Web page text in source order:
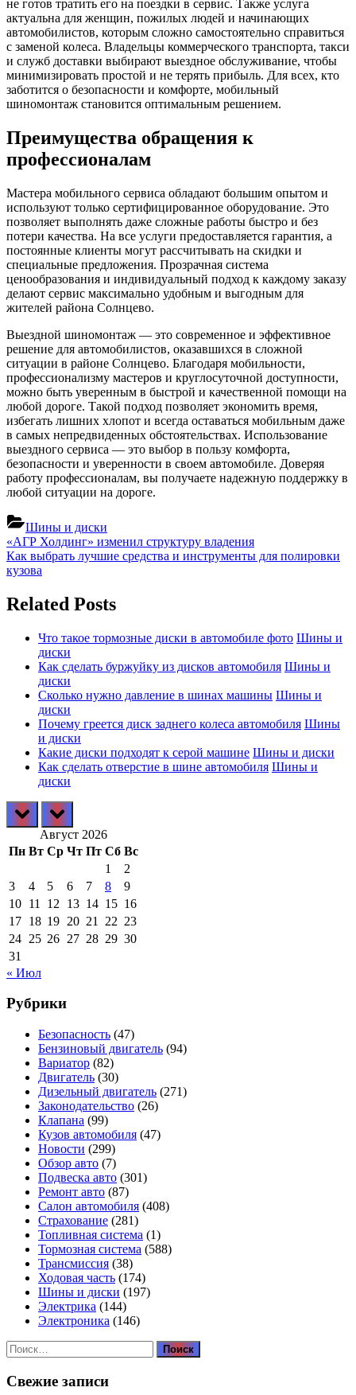
не готов тратить его на поездки в сервис. Также услуга
актуальна для женщин, пожилых людей и начинающих
автомобилистов, которым сложно самостоятельно справиться
с заменой колеса. Владельцы коммерческого транспорта, такси
и служб доставки выбирают выездное обслуживание, чтобы
минимизировать простой и не терять прибыль. Для всех, кто
заботится о безопасности и комфорте, мобильный
шиномонтаж становится оптимальным решением.
Преимущества обращения к
профессионалам
Мастера мобильного сервиса обладают большим опытом и
используют только сертифицированное оборудование. Это
позволяет выполнять даже сложные работы быстро и без
потери качества. На все услуги предоставляется гарантия, а
постоянные клиенты могут рассчитывать на скидки и
специальные предложения. Прозрачная система
ценообразования и индивидуальный подход к каждому заказу
делают сервис максимально удобным и выгодным для
жителей района Солнцево.
Выездной шиномонтаж — это современное и эффективное
решение для автомобилистов, оказавшихся в сложной
ситуации в районе Солнцево. Благодаря мобильности,
профессионализму мастеров и круглосуточной доступности,
можно быть уверенным в быстрой и качественной помощи на
любой дороге. Такой подход позволяет экономить время,
избегать лишних хлопот и всегда оставаться мобильным даже
в самых непредвиденных обстоятельствах. Использование
выездного сервиса — это выбор в пользу комфорта,
безопасности и уверенности в своем автомобиле. Доверяя
работу профессионалам, вы получаете надежную поддержку в
любой ситуации на дороге.
Шины и диски
Навигация
по
Previous
Post:
«АГР Холдинг» изменил структуру владения
Next
Post:
Как выбрать лучшие средства и инструменты для полировки
кузова
Related Posts
Что такое тормозные диски в автомобиле фото Шины и
диски
Как сделать буржуйку из дисков автомобиля Шины и
диски
Сколько нужно давление в шинах машины Шины и
диски
Почему греется диск заднего колеса автомобиля Шины
и диски
Какие диски подходят к серой машине Шины и диски
Как сделать отверстие в шине автомобиля Шины и
диски
prev next
Август 2026
Пн Вт Ср Чт Пт Сб Вс
1
2
3
4 5 6 7 8
9
10 11 12 13 14 15 16
17 18 19 20 21 22 23
24 25 26 27 28 29 30
31
« Июл
Рубрики
Безопасность (47)
Бензиновый двигатель (94)
Вариатор (82)
Двигатель (30)
Дизельный двигатель (271)
Законодательство (26)
Клапана (99)
Кузов автомобиля (47)
Новости (299)
Обзор авто (7)
Подвеска авто (301)
Ремонт авто (87)
Салон автомобиля (408)
Страхование (281)
Топливная система (1)
Тормозная система (588)
Трансмиссия (38)
Ходовая часть (174)
Шины и диски (197)
Электрика (144)
Электроника (146)
Найти:
Свежие записи